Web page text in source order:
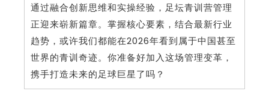
通过融合创新思维和实操经验，足坛青训营管理
正迎来崭新篇章。掌握核心要素，结合最新行业
趋势，或许我们都能在2026年看到属于中国甚至
世界的青训奇迹。你准备好加入这场管理变革，
携手打造未来的足球巨星了吗？